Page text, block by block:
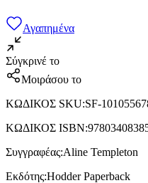
Αγαπημένα
Σύγκρινέ το
Μοιράσου το
ΚΩΔΙΚΟΣ SKU:SF-
ΚΩΔΙΚΟΣ ISBN:
Συγγραφέας:Aline Templeton
Εκδότης:Hodder Paperback